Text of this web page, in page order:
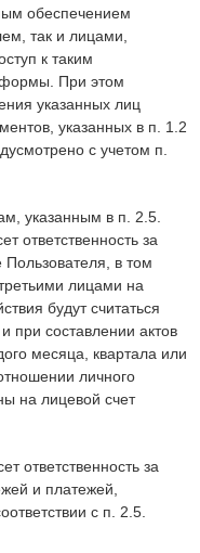
обеспечением
так и лицами,
к таким
При этом
указанных лиц
указанных в п. 1.2
с учетом п.
указанным в п. 2.5.
ответственность за
Пользователя, в том
лицами на
будут считаться
при составлении актов
месяца, квартала или
личного
на лицевой счет
ответственность за
и платежей,
с п. 2.5.